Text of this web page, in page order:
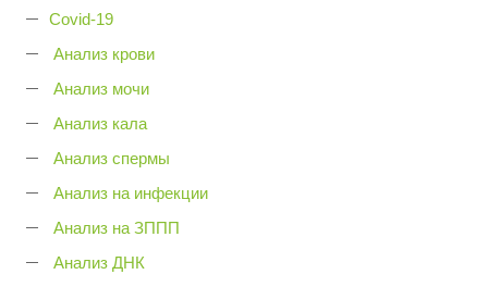
Covid-19
Анализ крови
Анализ мочи
Анализ кала
Анализ спермы
Анализ на инфекции
Анализ на ЗППП
Анализ ДНК